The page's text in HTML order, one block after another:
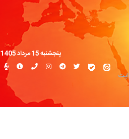
پنجشنبه 15 مرداد 1405